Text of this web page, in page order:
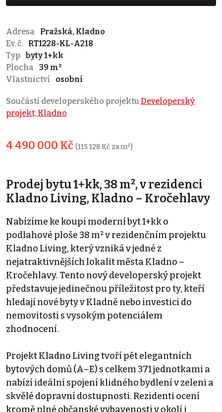
Adresa
Pražská, Kladno
Ev. č.
RT1228-KL-A218
Typ byty 1+kk
Plocha
39 m²
Vlastnictví
osobní
Součástí developerského projektu Developerský
projekt, Kladno
4 490 000 Kč (115 128 Kč za m²)
Prodej bytu 1+kk, 38 m², v rezidenci
Kladno Living, Kladno – Kročehlavy
Nabízíme ke koupi moderní byt 1+kk o
podlahové ploše 38 m² v rezidenčním projektu
Kladno Living, který vzniká v jedné z
nejatraktivnějších lokalit města Kladno –
Kročehlavy. Tento nový developerský projekt
představuje jedinečnou příležitost pro ty, kteří
hledají nové byty v Kladně nebo investici do
nemovitosti s vysokým potenciálem
zhodnocení.
Projekt Kladno Living tvoří pět elegantních
bytových domů (A–E) s celkem 371 jednotkami a
nabízí ideální spojení klidného bydlení v zeleni a
skvělé dopravní dostupnosti. Rezidenti ocení
kromě plné občanské vybavenosti v okolí i